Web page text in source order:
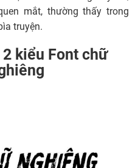
mắt, thường thấy trong
truyện.
kiểu Font chữ